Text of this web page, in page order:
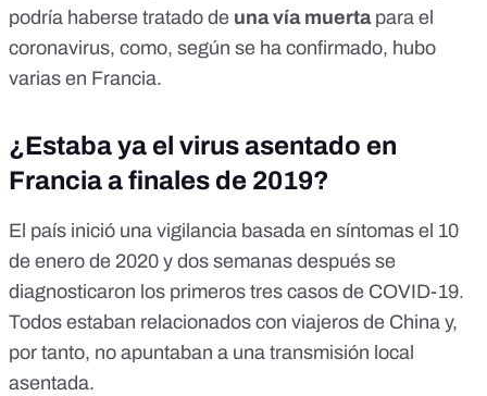
podría haberse tratado de una vía muertapara el
coronavirus, como, según se ha confirmado, hubo
varias en Francia.
¿Estaba ya el virus asentado en
Francia a finales de 2019?
El país inició una vigilancia basada en síntomas el 10
de enero de 2020 y dos semanas después se
diagnosticaron los primeros tres casos de COVID-19.
Todos estaban relacionados con viajeros de China y,
por tanto, no apuntaban a una transmisión local
asentada.